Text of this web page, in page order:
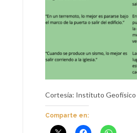
Cortesía: Instituto Geofísico
Comparte en: